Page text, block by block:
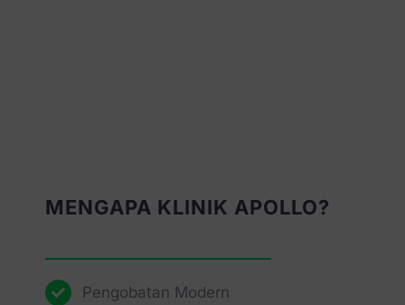
MENGAPA KLINIK APOLLO?
Pengobatan Modern